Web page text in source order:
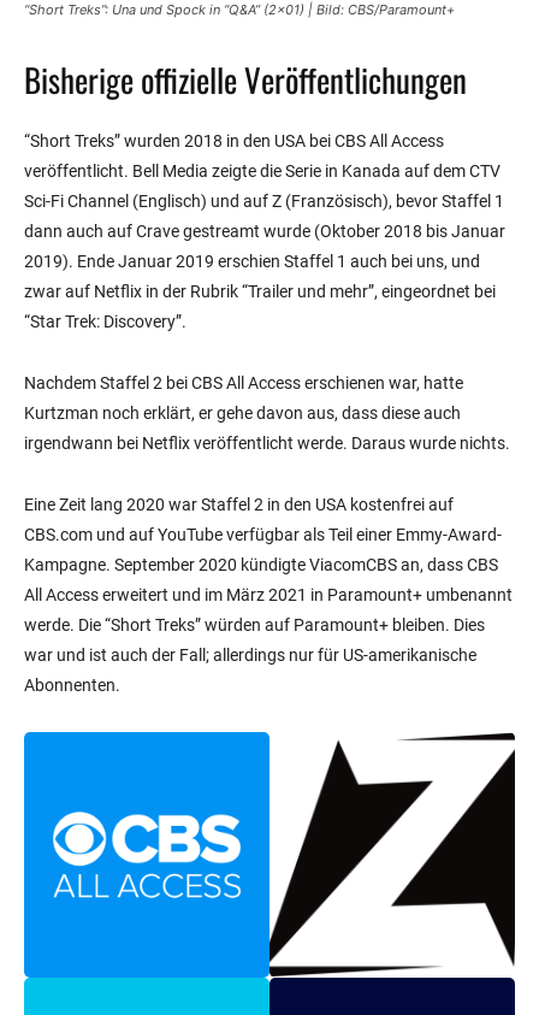
“Short Treks”: Una und Spock in “Q&A” (2×01) | Bild: CBS/Paramount+
Bisherige offizielle Veröffentlichungen
“Short Treks” wurden 2018 in den USA bei CBS All Access
veröffentlicht. Bell Media zeigte die Serie in Kanada auf dem CTV
Sci-Fi Channel (Englisch) und auf Z (Französisch), bevor Staffel 1
dann auch auf Crave gestreamt wurde (Oktober 2018 bis Januar
2019). Ende Januar 2019 erschien Staffel 1 auch bei uns, und
zwar auf Netflix in der Rubrik “Trailer und mehr”, eingeordnet bei
“Star Trek: Discovery”.
Nachdem Staffel 2 bei CBS All Access erschienen war, hatte
Kurtzman noch erklärt, er gehe davon aus, dass diese auch
irgendwann bei Netflix veröffentlicht werde. Daraus wurde nichts.
Eine Zeit lang 2020 war Staffel 2 in den USA kostenfrei auf
CBS.com und auf YouTube verfügbar als Teil einer Emmy-Award-
Kampagne. September 2020 kündigte ViacomCBS an, dass CBS
All Access erweitert und im März 2021 in Paramount+ umbenannt
werde. Die “Short Treks” würden auf Paramount+ bleiben. Dies
war und ist auch der Fall; allerdings nur für US-amerikanische
Abonnenten.